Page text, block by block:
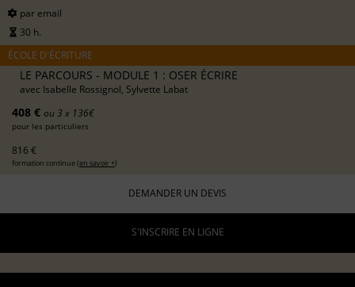
par email
30 h.
ÉCOLE D'ÉCRITURE
LE PARCOURS - MODULE 1 : OSER ÉCRIRE
avec Isabelle Rossignol, Sylvette Labat
408 € ou 3 x 136€
pour les particuliers
816 €
formation continue (en savoir +)
DEMANDER UN DEVIS
S'INSCRIRE EN LIGNE